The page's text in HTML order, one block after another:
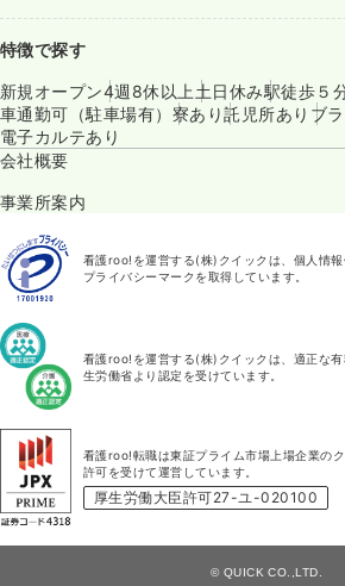
特徴で探す
新規オープン4週8休以上 土日休み駅徒歩５
車通勤可（駐車場有） 寮あり託児所あり ブ
電子カルテあり
会社概要
事業所案内
看護roo!を運営する(株)クイックは、個人情
プライバシーマークを取得しています。
看護roo!を運営する(株)クイックは、適正な
生労働省より認定を受けています。
看護roo!転職は東証プライム市場上場企業の
許可を受けて運営しています。
厚生労働大臣許可27-ユ-020100
© QUICK CO.,LTD.